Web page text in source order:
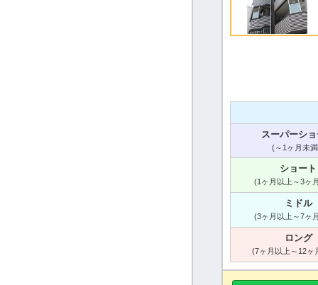
スーパーシ
(～1ヶ月未
ショート
(1ヶ月以上～3ヶ
ミドル
(3ヶ月以上～7ヶ
ロング
(7ヶ月以上～12ヶ